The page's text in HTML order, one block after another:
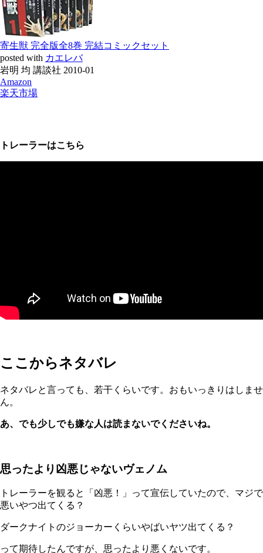
寄生獣 完全版全8巻 完結コミックセット
posted with カエレバ
岩明 均 講談社 2010-01
Amazon
楽天市場
トレーラーはこちら
ここからネタバレ
ネタバレと言っても、若干くらいです。おもいっきりはしませ
ん。
あ、でも少しでも嫌な人は読まないでくださいね。
思ったより凶悪じゃないヴェノム
トレーラーを観ると「凶悪！」って宣伝していたので、マジで
悪いやつ出てくる？
ダークナイトのジョーカーくらいやばいヤツ出てくる？
って期待したんですが、思ったより悪くないです。